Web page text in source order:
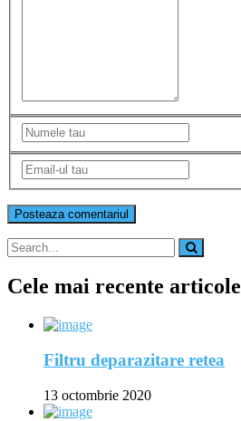
Cele mai recente articole
Filtru deparazitare retea
13 octombrie 2020